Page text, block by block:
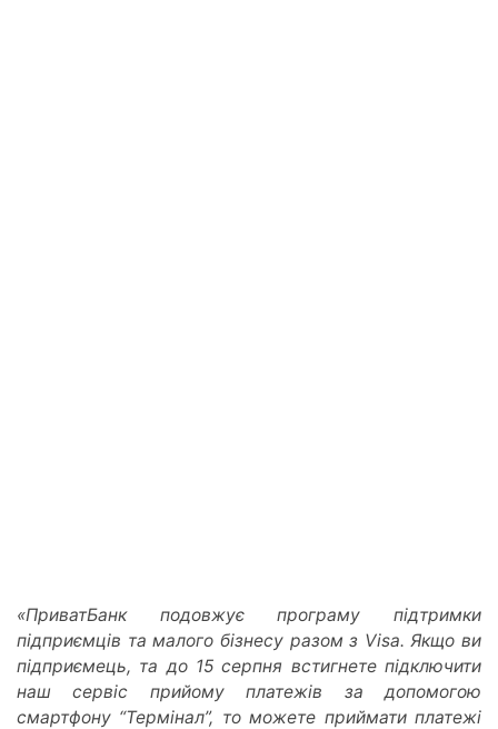
«ПриватБанк подовжує програму підтримки
підприємців та малого бізнесу разом з Visa. Якщо ви
підприємець, та до 15 серпня встигнете підключити
наш сервіс прийому платежів за допомогою
смартфону “Термінал”, то можете приймати платежі